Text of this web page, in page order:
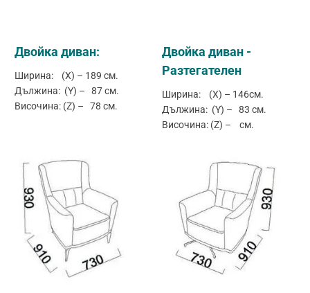
Двойка диван:
Ширина: (X) – 189 см.
Дължина: (Y) – 87 см.
Височина: (Z) – 78 см.
Двойка диван -
Разтегателен
Ширина: (X) – 146см.
Дължина: (Y) – 83 см.
Височина: (Z) – см.